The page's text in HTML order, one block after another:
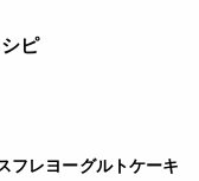
抜き、マチ部や背貼
ピ
フレヨーグルトケーキ